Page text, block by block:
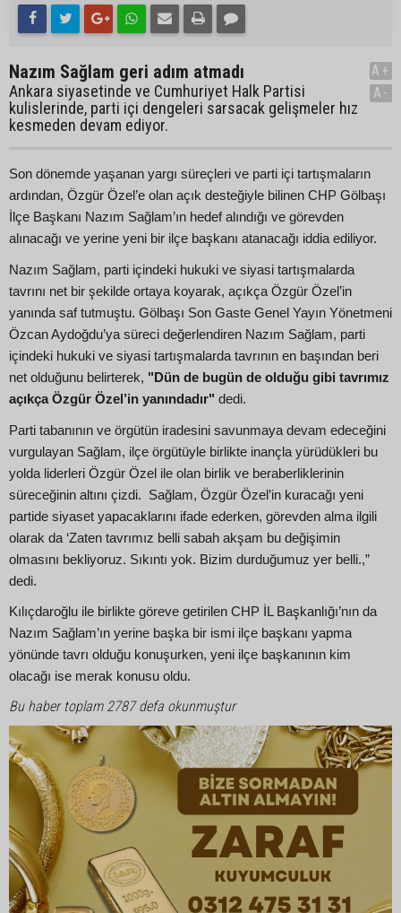
Nazım Sağlam geri adım atmadı
Ankara siyasetinde ve Cumhuriyet Halk Partisi
kulislerinde, parti içi dengeleri sarsacak gelişmeler hız
kesmeden devam ediyor.
A+
A-
Son dönemde yaşanan yargı süreçleri ve parti içi tartışmaların
ardından, Özgür Özel’e olan açık desteğiyle bilinen CHP Gölbaşı
İlçe Başkanı Nazım Sağlam’ın hedef alındığı ve görevden
alınacağı ve yerine yeni bir ilçe başkanı atanacağı iddia ediliyor.
Nazım Sağlam, parti içindeki hukuki ve siyasi tartışmalarda
tavrını net bir şekilde ortaya koyarak, açıkça Özgür Özel’in
yanında saf tutmuştu. Gölbaşı Son Gaste Genel Yayın Yönetmeni
Özcan Aydoğdu’ya süreci değerlendiren Nazım Sağlam, parti
içindeki hukuki ve siyasi tartışmalarda tavrının en başından beri
net olduğunu belirterek, "Dün de bugün de olduğu gibi tavrımız
açıkça Özgür Özel’in yanındadır" dedi.
Parti tabanının ve örgütün iradesini savunmaya devam edeceğini
vurgulayan Sağlam, ilçe örgütüyle birlikte inançla yürüdükleri bu
yolda liderleri Özgür Özel ile olan birlik ve beraberliklerinin
süreceğinin altını çizdi. Sağlam, Özgür Özel’in kuracağı yeni
partide siyaset yapacaklarını ifade ederken, görevden alma ilgili
olarak da ‘Zaten tavrımız belli sabah akşam bu değişimin
olmasını bekliyoruz. Sıkıntı yok. Bizim durduğumuz yer belli.,”
dedi.
Kılıçdaroğlu ile birlikte göreve getirilen CHP İL Başkanlığı’nın da
Nazım Sağlam’ın yerine başka bir ismi ilçe başkanı yapma
yönünde tavrı olduğu konuşurken, yeni ilçe başkanının kim
olacağı ise merak konusu oldu.
Bu haber toplam 2787 defa okunmuştur